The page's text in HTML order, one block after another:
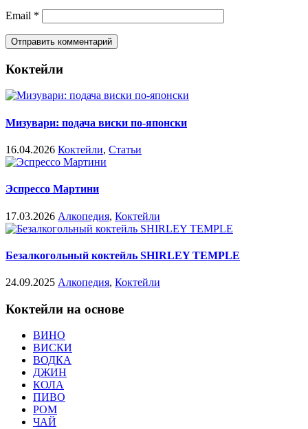
Email *
Коктейли
Мизувари: подача виски по-японски
16.04.2026 Коктейли, Статьи
Эспрессо Мартини
17.03.2026 Алкопедия, Коктейли
Безалкогольный коктейль SHIRLEY TEMPLE
24.09.2025 Алкопедия, Коктейли
Коктейли на основе
ВИНО
ВИСКИ
ВОДКА
ДЖИН
КОЛА
ПИВО
РОМ
ЧАЙ